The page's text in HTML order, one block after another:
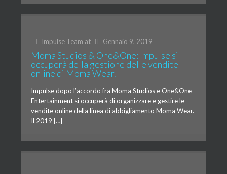
Impulse Team at Gennaio 9, 2019
Moma Studios & One&One: Impulse si
occuperà della gestione delle vendite
online di Moma Wear.
Impulse dopo l’accordo fra Moma Studios e One&One
Entertainment si occuperà di organizzare e gestire le
vendite online della linea di abbigliamento Moma Wear.
Il 2019 […]